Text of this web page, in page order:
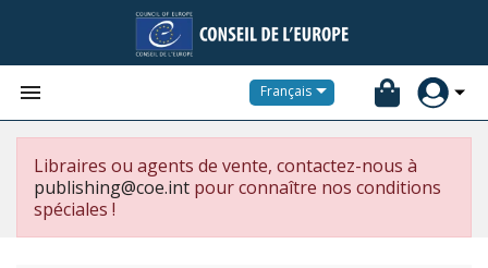
 Français
Libraires ou agents de vente, contactez-nous à
publishing@coe.int pour connaître nos conditions
spéciales !